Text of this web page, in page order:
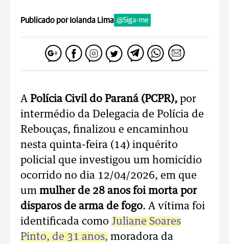
Publicado por Iolanda Lima @Siga-me
A Polícia Civil do Paraná (PCPR), por
intermédio da Delegacia de Polícia de
Rebouças, finalizou e encaminhou
nesta quinta-feira (14) inquérito
policial que investigou um homicídio
ocorrido no dia 12/04/2026, em que
um mulher de 28 anos foi morta por
disparos de arma de fogo. A vítima foi
identificada como Juliane Soares
Pinto, de 31 anos, moradora da